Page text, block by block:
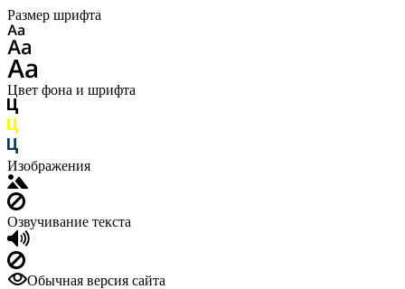
Размер шрифта
Цвет фона и шрифта
Изображения
Озвучивание текста
Обычная версия сайта